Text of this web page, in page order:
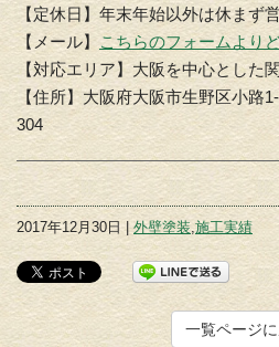
【定休日】年末年始以外は休まず
【メール】 こちらのフォームより
【対応エリア】大阪を中心とした
【住所】大阪府大阪市生野区小
304
2017年12月30日 |外壁塗装 施工実績
一覧ページ